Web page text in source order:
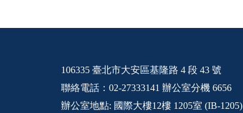
106335 臺北市大安區基隆路 4 段 43 號
聯絡電話：02-27333141 辦公室分機 6656
辦公室地點: 國際大樓12樓 1205室 (IB-1205)